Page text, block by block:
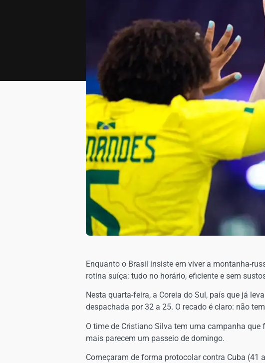
Enquanto o Brasil insiste em viver a montanha-
rotina suíça: tudo no horário, eficiente e sem
Nesta quarta-feira, a Coreia do Sul, país que já
despachada por 32 a 25. O recado é claro: não
O time de Cristiano Silva tem uma campanha
mais parecem um passeio de domingo.
Começaram de forma protocolar contra Cuba (41